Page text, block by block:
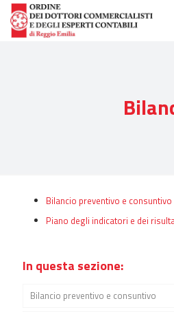
Bilancio preventivo e consuntivo
Piano degli indicatori e dei
In questa sezione:
Bilancio preventivo e consuntivo